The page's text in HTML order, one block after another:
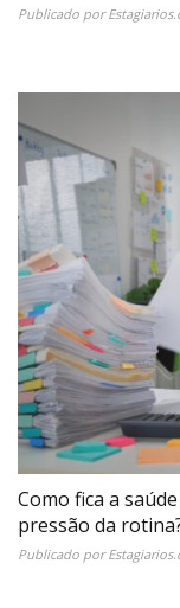
Publicado por
Como fica a
pressão da
Publicado por